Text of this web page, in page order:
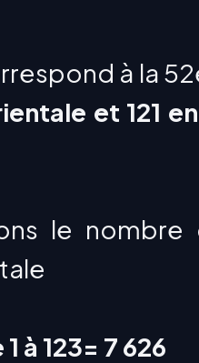
à la
et 121
le
à 123= 7 626